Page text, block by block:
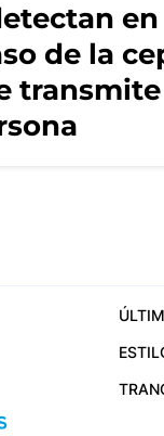
en
de la